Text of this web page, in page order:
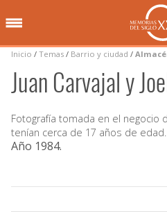
Inicio / Temas / Barrio y ciudad /
Juan Carvajal y
Fotografía tomada en el negocio
tenían cerca de 17 años de edad.
Año 1984.